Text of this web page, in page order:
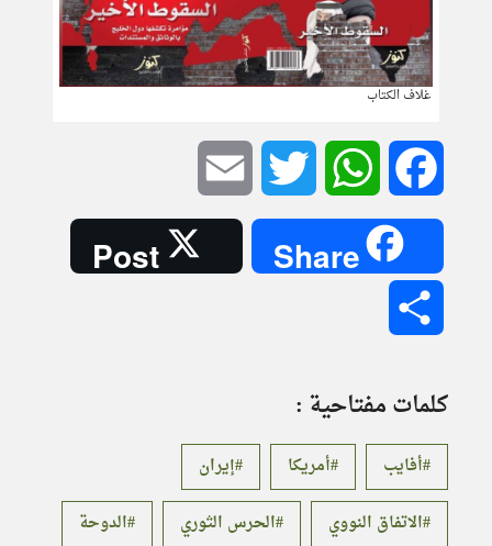
غلاف الكتاب
Facebook
WhatsApp
Twitter
Share
Post
كلمات مفتاحية :
أفايب أمريكا
إيران
الاتفاق النووي
الحرس الثوري
الدوحة